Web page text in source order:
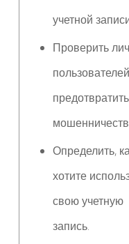
учетной
Проверить
предотвратить
Определить,
хотите
свою учетную
запись.